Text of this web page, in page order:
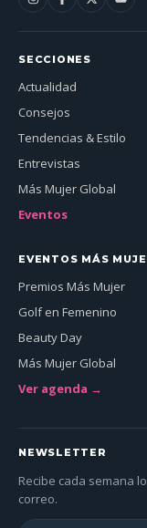
SECCIONES
Actualidad
Consejos
Tendencias & Estilo
Entrevistas
Más Mujer Global
Eventos
EVENTOS MÁS
Premios Más Mujer
Golf en Femenino
Beauty Day
Más Mujer Global
Ver agenda →
NEWSLETTER
Recibe cada semana
correo.